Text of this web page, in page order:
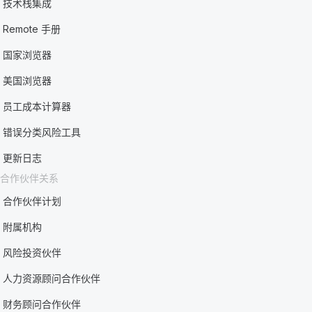
技术栈集成
Remote 手册
国家浏览器
美国浏览器
员工成本计算器
错误分类风险工具
更新日志
合作伙伴关系
合作伙伴计划
附属机构
风险投资伙伴
人力资源顾问合作伙伴
财务顾问合作伙伴